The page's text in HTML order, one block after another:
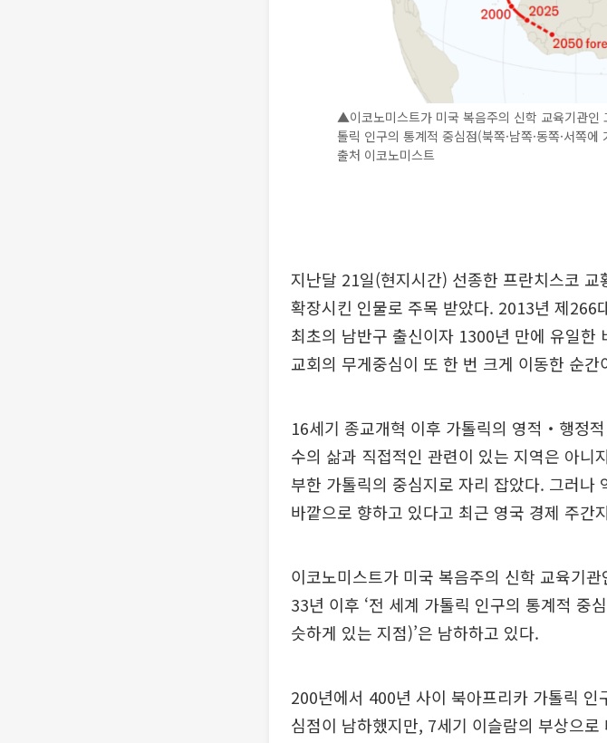
▲이코노미스트가 미국 복음주의 신학 교육기관인
톨릭 인구의 통계적 중심점(북쪽·남쪽·동쪽·서쪽
출처 이코노미스트
지난달 21일(현지시간) 선종한 프란치스코
확장시킨 인물로 주목 받았다. 2013년 제266
최초의 남반구 출신이자 1300년 만에 유일한
교회의 무게중심이 또 한 번 크게 이동한 순간
16세기 종교개혁 이후 가톨릭의 영적‧행정
수의 삶과 직접적인 관련이 있는 지역은 아
부한 가톨릭의 중심지로 자리 잡았다. 그러나
바깥으로 향하고 있다고 최근 영국 경제 주간
이코노미스트가 미국 복음주의 신학 교육기
33년 이후 ‘전 세계 가톨릭 인구의 통계적 중
슷하게 있는 지점)’은 남하하고 있다.
200년에서 400년 사이 북아프리카 가톨릭
심점이 남하했지만, 7세기 이슬람의 부상으